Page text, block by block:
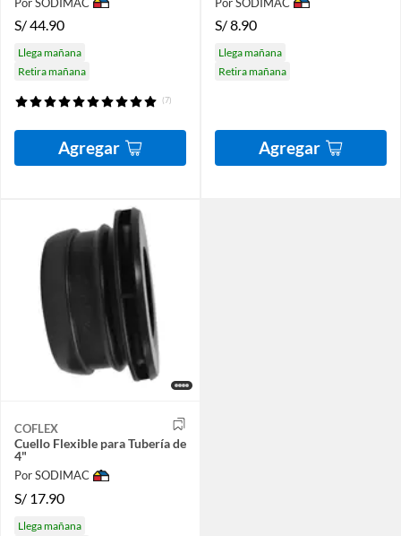
S/44.90
Llega mañana
Retira mañana
(7)
Agregar
S/8.90
Llega mañana
Retira mañana
Agregar
COFLEX
Cuello Flexible para Tubería de
4"
Por SODIMAC
S/ 17.90
Llega mañana